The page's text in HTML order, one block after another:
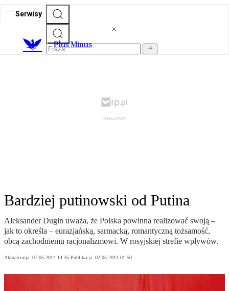
Serwisy
Plus Minus
Bardziej putinowski od Putina
Aleksander Dugin uważa, że Polska powinna realizować swoją –
jak to określa – eurazjańską, sarmacką, romantyczną tożsamość,
obcą zachodniemu racjonalizmowi. W rosyjskiej strefie wpływów.
Aktualizacja: 07.05.2014 14:35 Publikacja: 02.05.2014 01:50